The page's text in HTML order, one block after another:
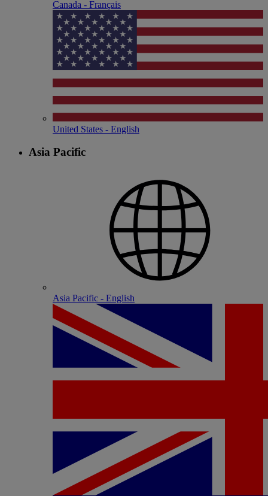
Canada - Français
United States - English
Asia Pacific
Asia Pacific - English